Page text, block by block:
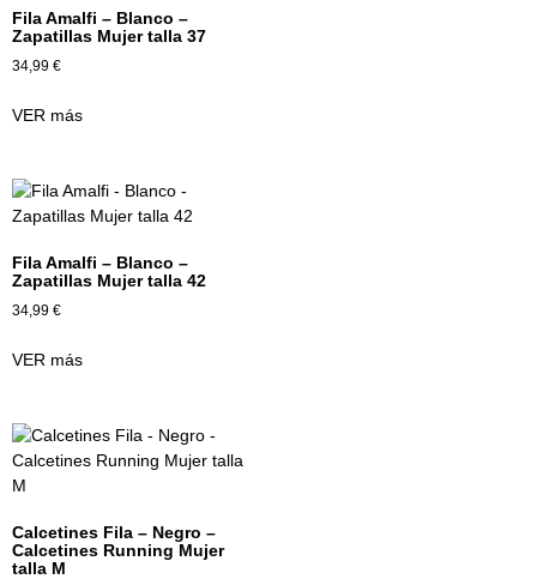
Fila Amalfi – Blanco –
Zapatillas Mujer talla 37
34,99 €
VER más
Fila Amalfi – Blanco –
Zapatillas Mujer talla 42
34,99 €
VER más
Calcetines Fila – Negro –
Calcetines Running Mujer
talla M